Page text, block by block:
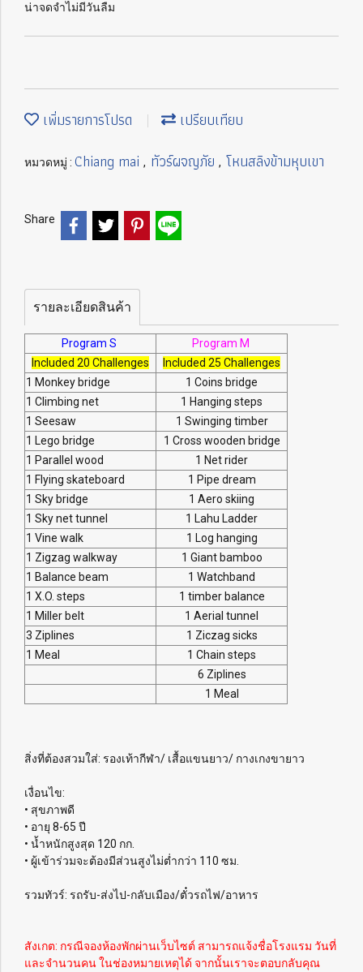
น่าจดจำไม่มีวันลืม
เพิ่มรายการโปรด เปรียบเทียบ
หมวดหมู่ : Chiang mai , ทัวร์ผจญภัย , โหนสลิงข้ามหุบเขา
Share
รายละเอียดสินค้า
Program S
Program M
Included 20 Challenges
Included 25 Challenges
1 Monkey bridge
1 Coins bridge
1 Climbing net
1 Hanging steps
1 Seesaw
1 Swinging timber
1 Lego bridge
1 Cross wooden bridge
1 Parallel wood
1 Net rider
1 Flying skateboard
1 Pipe dream
1 Sky bridge
1 Aero skiing
1 Sky net tunnel
1 Lahu Ladder
1 Vine walk
1 Log hanging
1 Zigzag walkway
1 Giant bamboo
1 Balance beam
1 Watchband
1 X.O. steps
1 timber balance
1 Miller belt
1 Aerial tunnel
3 Ziplines
1 Ziczag sicks
1 Meal
1 Chain steps
6 Ziplines
1 Meal
สิ่งที่ต้องสวมใส่: รองเท้ากีฬา/ เสื้อแขนยาว/ กางเกงขายาว
เงื่อนไข:
• สุขภาพดี
• อายุ 8-65 ปี
• น้ำหนักสูงสุด 120 กก.
• ผู้เข้าร่วมจะต้องมีส่วนสูงไม่ต่ำกว่า 110 ซม.
รวมทัวร์: รถรับ-ส่งไป-กลับเมือง/ตั๋วรถไฟ/อาหาร
สังเกต: กรณีจองห้องพักผ่านเว็บไซต์ สามารถแจ้งชื่อโรงแรม วันที่
และจำนวนคน ในช่องหมายเหตุได้ จากนั้นเราจะตอบกลับคุณ